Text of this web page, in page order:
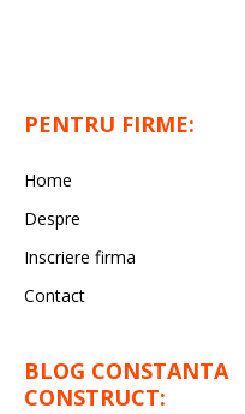
PENTRU FIRME:
Home
Despre
Inscriere firma
Contact
BLOG CONSTANTA
CONSTRUCT: